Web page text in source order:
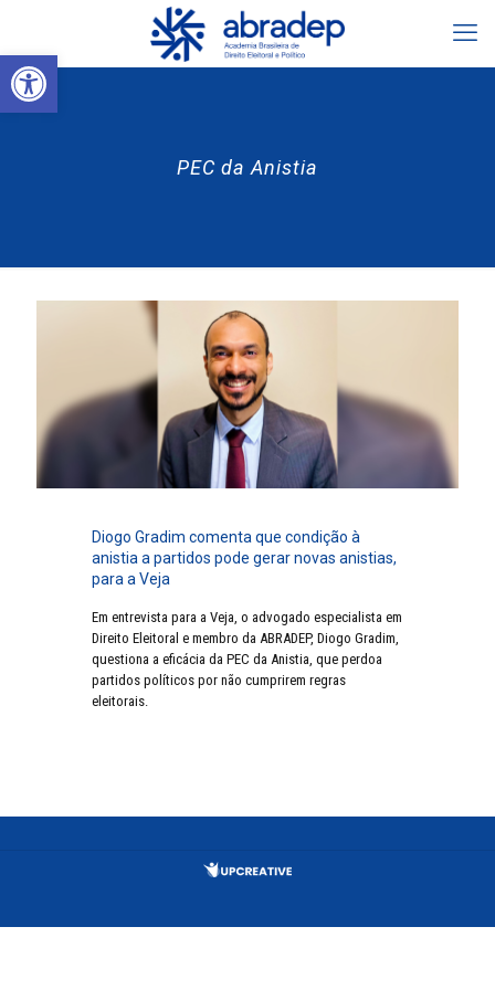
Abrir a barra de ferramentas
PEC da Anistia
Diogo Gradim comenta que condição à
anistia a partidos pode gerar novas anistias,
para a Veja
Em entrevista para a Veja, o advogado especialista em
Direito Eleitoral e membro da ABRADEP, Diogo Gradim,
questiona a eficácia da PEC da Anistia, que perdoa
partidos políticos por não cumprirem regras
eleitorais.